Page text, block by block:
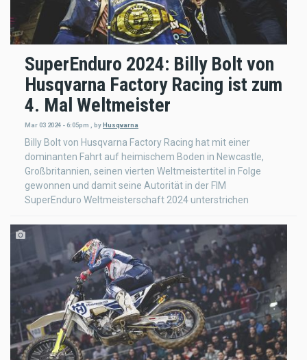
SuperEnduro 2024: Billy Bolt von
Husqvarna Factory Racing ist zum
4. Mal Weltmeister
Mar 03 2024 - 6:05pm , by Husqvarna
Billy Bolt von Husqvarna Factory Racing hat mit einer
dominanten Fahrt auf heimischem Boden in Newcastle,
Großbritannien, seinen vierten Weltmeistertitel in Folge
gewonnen und damit seine Autorität in der FIM
SuperEnduro Weltmeisterschaft 2024 unterstrichen